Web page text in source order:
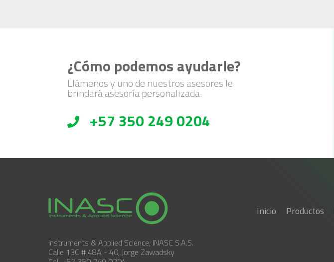
¿Cómo podemos ayudarle?
Llámenos y uno de nuestros asesores le
brindará asesoría personalizada.
+57 350 249 0204
Instruments & Applied Science, INASC S.A.S.
Calle 13C # 48A - 40, Jorge Zawadsky
Inicio Productos